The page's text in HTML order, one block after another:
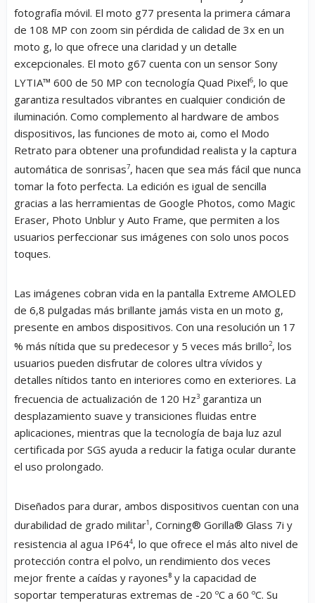
fotografía móvil. El moto g77 presenta la primera cámara
de 108 MP con zoom sin pérdida de calidad de 3x en un
moto g, lo que ofrece una claridad y un detalle
excepcionales. El moto g67 cuenta con un sensor Sony
LYTIA™ 600 de 50 MP con tecnología Quad Pixel6, lo que
garantiza resultados vibrantes en cualquier condición de
iluminación. Como complemento al hardware de ambos
dispositivos, las funciones de moto ai, como el Modo
Retrato para obtener una profundidad realista y la captura
automática de sonrisas7, hacen que sea más fácil que nunca
tomar la foto perfecta. La edición es igual de sencilla
gracias a las herramientas de Google Photos, como Magic
Eraser, Photo Unblur y Auto Frame, que permiten a los
usuarios perfeccionar sus imágenes con solo unos pocos
toques.
Las imágenes cobran vida en la pantalla Extreme AMOLED
de 6,8 pulgadas más brillante jamás vista en un moto g,
presente en ambos dispositivos. Con una resolución un 17
% más nítida que su predecesor y 5 veces más brillo2, los
usuarios pueden disfrutar de colores ultra vívidos y
detalles nítidos tanto en interiores como en exteriores. La
frecuencia de actualización de 120 Hz3 garantiza un
desplazamiento suave y transiciones fluidas entre
aplicaciones, mientras que la tecnología de baja luz azul
certificada por SGS ayuda a reducir la fatiga ocular durante
el uso prolongado.
Diseñados para durar, ambos dispositivos cuentan con una
durabilidad de grado militar1 , Corning® Gorilla® Glass 7i y
resistencia al agua IP644, lo que ofrece el más alto nivel de
protección contra el polvo, un rendimiento dos veces
mejor frente a caídas y rayones⁸ y la capacidad de
soportar temperaturas extremas de -20 ºC a 60 ºC. Su